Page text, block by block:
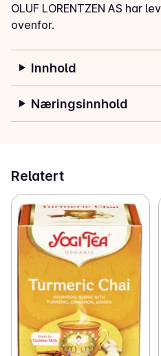
OLUF LORENTZEN AS har
ovenfor.
Innhold
Næringsinnhold
Relatert